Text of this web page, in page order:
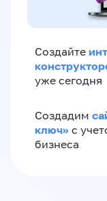
Создайте
уже сегодня
Создадим
ключ» с
бизнеса